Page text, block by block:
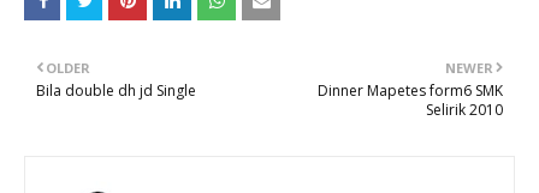
NEWER
Dinner Mapetes form6 SMK
Selirik 2010
OLDER
Bila double dh jd Single